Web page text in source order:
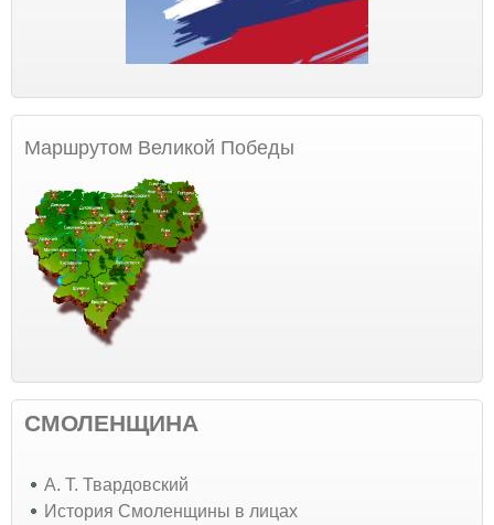
Маршрутом Великой Победы
СМОЛЕНЩИНА
А. Т. Твардовский
История Смоленщины в лицах